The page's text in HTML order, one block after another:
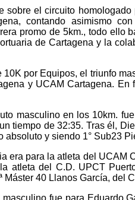
sobre el circuito
contando asimismo
promo de 5km., todo ello
de Cartagena y la
por Equipos, el triunfo
y UCAM Cartagena.
masculino en los 10km.
tiempo de 32:35. Tras él,
absoluto y siendo 1° Sub23
era para la atleta del UCAM
atleta del C.D. UPCT
Máster 40 Llanos García, del